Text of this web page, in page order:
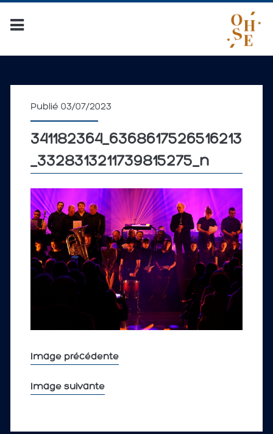
Publié 03/07/2023
341182364_6368617526516213
_3328313211739815275_n
Image précédente
Image suivante